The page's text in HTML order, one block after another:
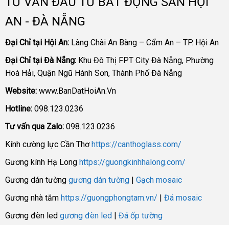
AN - ĐÀ NẴNG
Đại Chỉ tại Hội An:Làng Chài An Bàng – Cẩm An – TP. Hội An
Đại Chỉ tại Đà Nẵng:Khu Đô Thị FPT City Đà Nẵng, Phường
Hoà Hải, Quận Ngũ Hành Sơn, Thành Phố Đà Nẵng
Website:www.BanDatHoiAn.Vn
Hotline:098.123.0236
Tư vấn qua Zalo:098.123.0236
Kính cường lực Cần Thơ https://canthoglass.com/
Gương kính Hạ Long https://guongkinhhalong.com/
Gương dán tường gương dán tường| Gạch mosaic
Gương nhà tắm https://guongphongtam.vn/
Đá mosaic
Gương đèn led gương đèn led Đá ốp tường